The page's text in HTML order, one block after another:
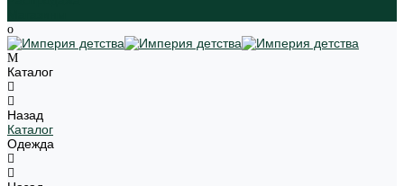
Каталог
Назад
Каталог
Одежда